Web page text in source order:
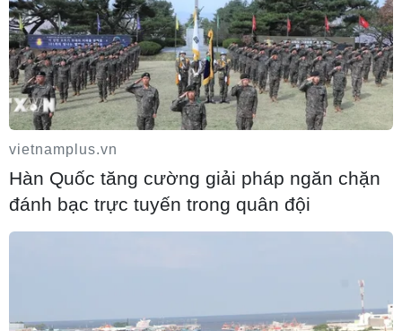
03/08/2026 06:24
Tổng thống Trump thông báo thời điểm
Mỹ nối lại đàm phán với Iran
03/08/2026 00:50
vietnamplus.vn
Hàn Quốc tăng cường giải pháp ngăn chặn
đánh bạc trực tuyến trong quân đội